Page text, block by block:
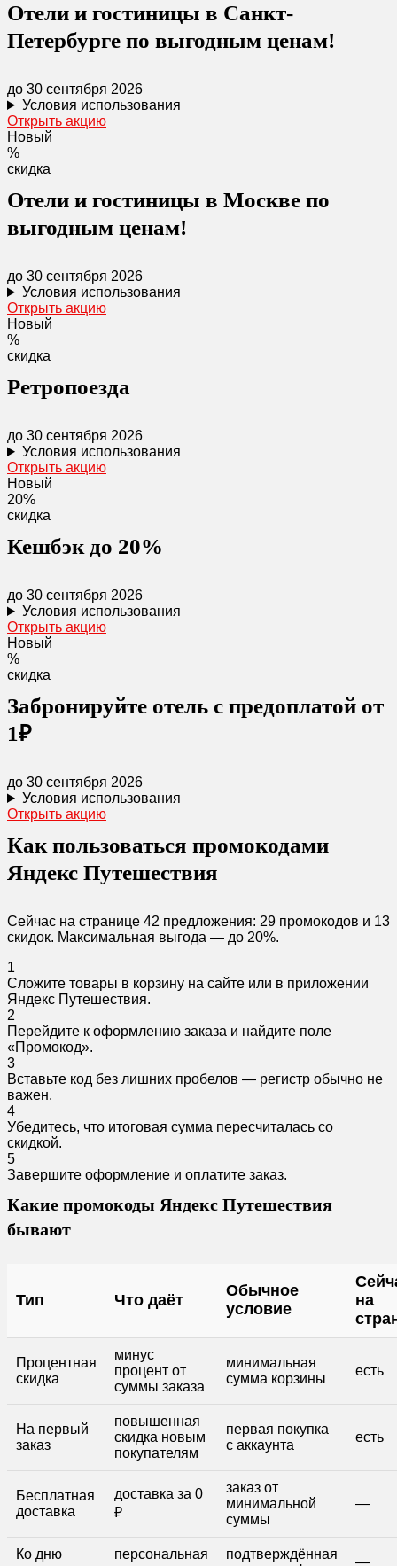
Отели и гостиницы в Санкт-
Петербурге по выгодным ценам!
до 30 сентября 2026
Условия использования
Открыть акцию
Новый
%
скидка
Отели и гостиницы в Москве по
выгодным ценам!
до 30 сентября 2026
Условия использования
Открыть акцию
Новый
%
скидка
Ретропоезда
до 30 сентября 2026
Условия использования
Открыть акцию
Новый
20%
скидка
Кешбэк до 20%
до 30 сентября 2026
Условия использования
Открыть акцию
Новый
%
скидка
Забронируйте отель с предоплатой от
1₽
до 30 сентября 2026
Условия использования
Открыть акцию
Как пользоваться промокодами
Яндекс Путешествия
Сейчас на странице 42 предложения: 29 промокодов и 13
скидок. Максимальная выгода — до 20%.
1
Сложите товары в корзину на сайте или в приложении
Яндекс Путешествия.
2
Перейдите к оформлению заказа и найдите поле
«Промокод».
3
Вставьте код без лишних пробелов — регистр обычно не
важен.
4
Убедитесь, что итоговая сумма пересчиталась со
скидкой.
5
Завершите оформление и оплатите заказ.
Какие промокоды Яндекс Путешествия
бывают
Тип Что даёт
Обычное
условие
на
Процентная
скидка
минус
процент от
суммы заказа
минимальная
сумма корзины
есть
На первый
заказ
повышенная
скидка новым
покупателям
первая покупка
с аккаунта
есть
Бесплатная
доставка
доставка за 0
₽
заказ от
минимальной
суммы
—
Ко дню
персональная
подтверждённая
—